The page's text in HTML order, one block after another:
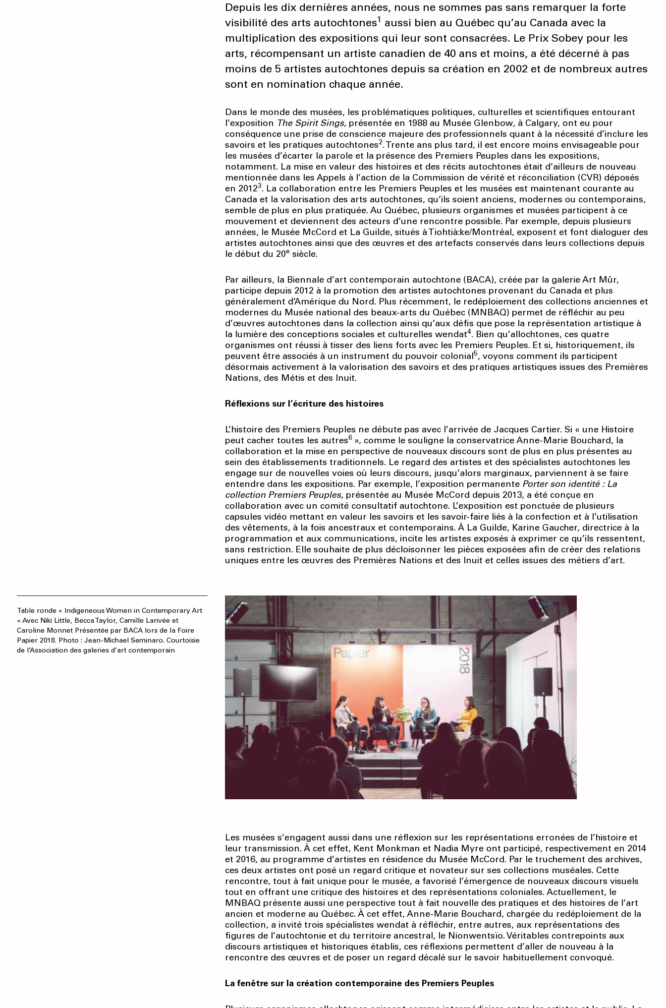
Depuis les dix dernières années, nous ne sommes pas sans remarquer la forte
visibilité des arts autochtones1 aussi bien au Québec qu’au Canada avec la
multiplication des expositions qui leur sont consacrées. Le Prix Sobey pour les
arts, récompensant un artiste canadien de 40 ans et moins, a été décerné à pas
moins de 5 artistes autochtones depuis sa création en 2002 et de nombreux autres
sont en nomination chaque année.
Dans le monde des musées, les problématiques politiques, culturelles et scientifiques entourant
l’exposition The Spirit Sings, présentée en 1988 au Musée Glenbow, à Calgary, ont eu pour
conséquence une prise de conscience majeure des professionnels quant à la nécessité d’inclure les
savoirs et les pratiques autochtones2. Trente ans plus tard, il est encore moins envisageable pour
les musées d’écarter la parole et la présence des Premiers Peuples dans les expositions,
notamment. La mise en valeur des histoires et des récits autochtones était d’ailleurs de nouveau
mentionnée dans les Appels à l’action de la Commission de vérité et réconciliation (CVR) déposés
en 20123. La collaboration entre les Premiers Peuples et les musées est maintenant courante au
Canada et la valorisation des arts autochtones, qu’ils soient anciens, modernes ou contemporains,
semble de plus en plus pratiquée. Au Québec, plusieurs organismes et musées participent à ce
mouvement et deviennent des acteurs d’une rencontre possible. Par exemple, depuis plusieurs
années, le Musée McCord et La Guilde, situés à Tiohtià:ke/Montréal, exposent et font dialoguer des
artistes autochtones ainsi que des œuvres et des artefacts conservés dans leurs collections depuis
le début du 20e siècle.
Par ailleurs, la Biennale d’art contemporain autochtone (BACA), créée par la galerie Art Mûr,
participe depuis 2012 à la promotion des artistes autochtones provenant du Canada et plus
généralement d’Amérique du Nord. Plus récemment, le redéploiement des collections anciennes et
modernes du Musée national des beaux-arts du Québec (MNBAQ) permet de réfléchir au peu
d’œuvres autochtones dans la collection ainsi qu’aux défis que pose la représentation artistique à
la lumière des conceptions sociales et culturelles wendat4. Bien qu’allochtones, ces quatre
organismes ont réussi à tisser des liens forts avec les Premiers Peuples. Et si, historiquement, ils
peuvent être associés à un instrument du pouvoir colonial5, voyons comment ils participent
désormais activement à la valorisation des savoirs et des pratiques artistiques issues des Premières
Nations, des Métis et des Inuit.
Réflexions sur l’écriture des histoires
L’histoire des Premiers Peuples ne débute pas avec l’arrivée de Jacques Cartier. Si « une Histoire
peut cacher toutes les autres6 », comme le souligne la conservatrice Anne-Marie Bouchard, la
collaboration et la mise en perspective de nouveaux discours sont de plus en plus présentes au
sein des établissements traditionnels. Le regard des artistes et des spécialistes autochtones les
engage sur de nouvelles voies où leurs discours, jusqu’alors marginaux, parviennent à se faire
entendre dans les expositions. Par exemple, l’exposition permanente Porter son identité : La
collection Premiers Peuples, présentée au Musée McCord depuis 2013, a été conçue en
collaboration avec un comité consultatif autochtone. L’exposition est ponctuée de plusieurs
capsules vidéo mettant en valeur les savoirs et les savoir-faire liés à la confection et à l’utilisation
des vêtements, à la fois ancestraux et contemporains. À La Guilde, Karine Gaucher, directrice à la
programmation et aux communications, incite les artistes exposés à exprimer ce qu’ils ressentent,
sans restriction. Elle souhaite de plus décloisonner les pièces exposées afin de créer des relations
uniques entre les œuvres des Premières Nations et des Inuit et celles issues des métiers d’art.
Table ronde « Indigeneous Women in Contemporary Art
» Avec Niki Little, Becca Taylor, Camille Larivée et
Caroline Monnet Présentée par BACA lors de la Foire
Papier 2018. Photo : Jean-Michael Seminaro. Courtoisie
de l’Association des galeries d’art contemporain
Les musées s’engagent aussi dans une réflexion sur les représentations erronées de l’histoire et
leur transmission. À cet effet, Kent Monkman et Nadia Myre ont participé, respectivement en 2014
et 2016, au programme d’artistes en résidence du Musée McCord. Par le truchement des archives,
ces deux artistes ont posé un regard critique et novateur sur ses collections muséales. Cette
rencontre, tout à fait unique pour le musée, a favorisé l’émergence de nouveaux discours visuels
tout en offrant une critique des histoires et des représentations coloniales. Actuellement, le
MNBAQ présente aussi une perspective tout à fait nouvelle des pratiques et des histoires de l’art
ancien et moderne au Québec. À cet effet, Anne-Marie Bouchard, chargée du redéploiement de la
collection, a invité trois spécialistes wendat à réfléchir, entre autres, aux représentations des
figures de l’autochtonie et du territoire ancestral, le Nionwentsïo. Véritables contrepoints aux
discours artistiques et historiques établis, ces réflexions permettent d’aller de nouveau à la
rencontre des œuvres et de poser un regard décalé sur le savoir habituellement convoqué.
La fenêtre sur la création contemporaine des Premiers Peuples